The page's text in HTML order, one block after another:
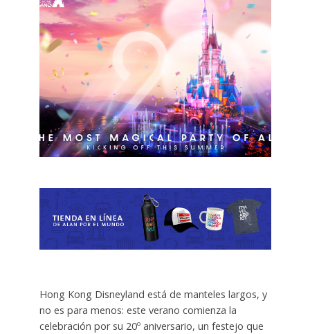
Hong Kong Disneyland está de manteles largos, y
no es para menos: este verano comienza la
celebración por su 20º aniversario, un festejo que